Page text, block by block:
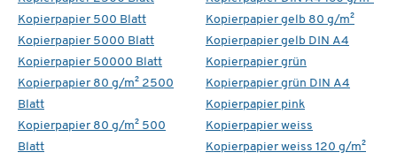
Kopierpapier 500 Blatt
Kopierpapier 5000 Blatt
Kopierpapier 50000 Blatt
Kopierpapier 80 g/m² 2500
Blatt
Kopierpapier 80 g/m² 500
Blatt
Kopierpapier gelb 80 g/m²
Kopierpapier gelb DIN A4
Kopierpapier grün
Kopierpapier grün DIN A4
Kopierpapier pink
Kopierpapier weiss
Kopierpapier weiss 120 g/m²